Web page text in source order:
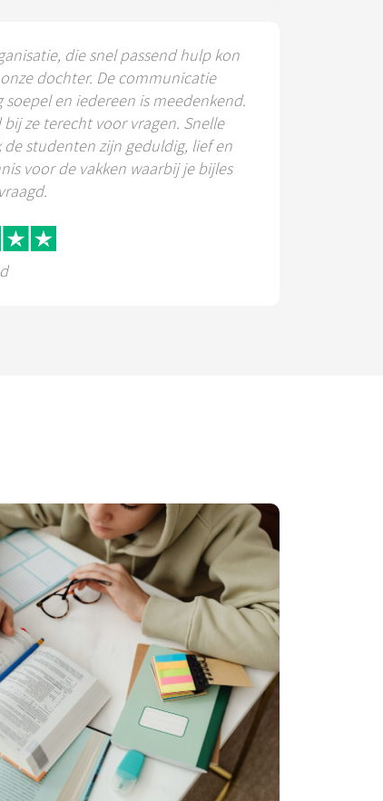
die snel passend hulp kon
dochter. De communicatie
soepel en iedereen is meedenkend.
ze terecht voor vragen. Snelle
de studenten zijn geduldig, lief en
voor de vakken waarbij je bijles